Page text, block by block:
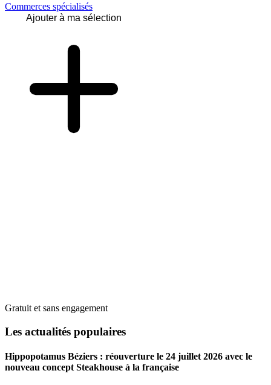
Commerces spécialisés
Ajouter à ma sélection
Gratuit et sans engagement
Les actualités populaires
Hippopotamus Béziers : réouverture le 24 juillet 2026 avec le
nouveau concept Steakhouse à la française